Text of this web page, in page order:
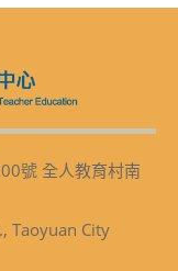
號 全人教育村南
Taoyuan City